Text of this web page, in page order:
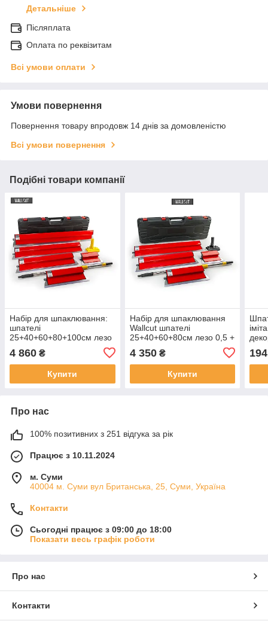
Детальніше
Післяплата
Оплата по реквізитам
Всі умови оплати
Умови повернення
Повернення товару впродовж 14 днів за домовленістю
Всі умови повернення
Подібні товари компанії
Набір для шпаклювання:
шпателі
25+40+60+80+100см лезо
0,5 + подовжувач 75х120
см з адаптером
4 860 ₴
Купити
Набір для шпаклювання
Wallcut шпателі
25+40+60+80см лезо 0,5 +
подовжувач 75х120 см з
адаптером
4 350₴
Купити
194
Про нас
100% позитивних з 251 відгука за рік
Працює з 10.11.2024
м. Суми
40004 м. Суми вул Британська, 25, Суми, Україна
Контакти
Сьогодні працює з 09:00 до 18:00
Показати весь графік роботи
Про нас
Контакти